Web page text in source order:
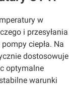
w
i przesyłania
ciepła. Na
dostosowuje
optymalne
warunki